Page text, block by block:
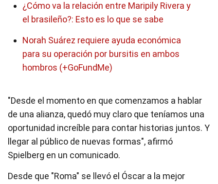
¿Cómo va la relación entre Maripily Rivera y
el brasileño?: Esto es lo que se sabe
Norah Suárez requiere ayuda económica
para su operación por bursitis en ambos
hombros (+GoFundMe)
"Desde el momento en que comenzamos a hablar
de una alianza, quedó muy claro que teníamos una
oportunidad increíble para contar historias juntos. Y
llegar al público de nuevas formas", afirmó
Spielberg en un comunicado.
Desde que "Roma" se llevó el Óscar a la mejor